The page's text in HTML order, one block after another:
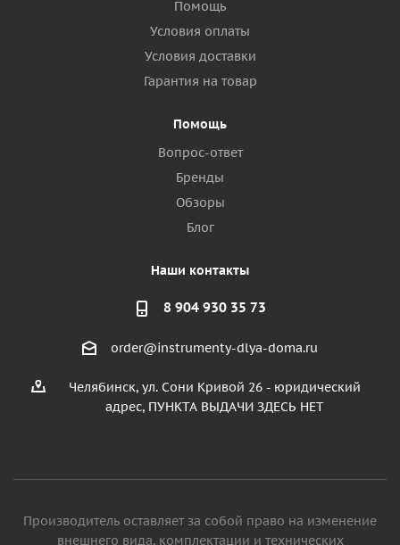
Помощь
Условия оплаты
Условия доставки
Гарантия на товар
Помощь
Вопрос-ответ
Бренды
Обзоры
Блог
Наши контакты
8 904 930 35 73
order@instrumenty-dlya-doma.ru
Челябинск, ул. Сони Кривой 26 - юридический
адрес, ПУНКТА ВЫДАЧИ ЗДЕСЬ НЕТ
Производитель оставляет за собой право на изменение
внешнего вида, комплектации и технических